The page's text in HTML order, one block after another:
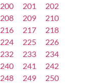
200 201
202
208 209
210
216 217
218
224 225
226
232 233
234
240 241
242
248 249
250